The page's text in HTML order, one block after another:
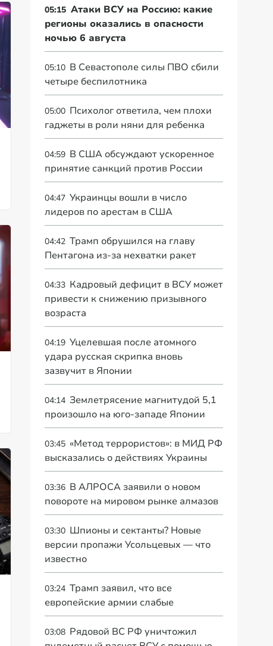
05:15 Атаки ВСУ на Россию: какие
регионы оказались в опасности
ночью 6 августа
05:10 В Севастополе силы ПВО сбили
четыре беспилотника
05:00 Психолог ответила, чем плохи
гаджеты в роли няни для ребенка
04:59 В США обсуждают ускоренное
принятие санкций против России
04:47 Украинцы вошли в число
лидеров по арестам в США
04:42 Трамп обрушился на главу
Пентагона из-за нехватки ракет
04:33 Кадровый дефицит в ВСУ может
привести к снижению призывного
возраста
04:19 Уцелевшая после атомного
удара русская скрипка вновь
зазвучит в Японии
04:14 Землетрясение магнитудой 5,1
произошло на юго-западе Японии
03:45 «Метод террористов»: в МИД РФ
высказались о действиях Украины
03:36 В АЛРОСА заявили о новом
повороте на мировом рынке алмазов
03:30 Шпионы и сектанты? Новые
версии пропажи Усольцевых — что
известно
03:24 Трамп заявил, что все
европейские армии слабые
03:08 Рядовой ВС РФ уничтожил